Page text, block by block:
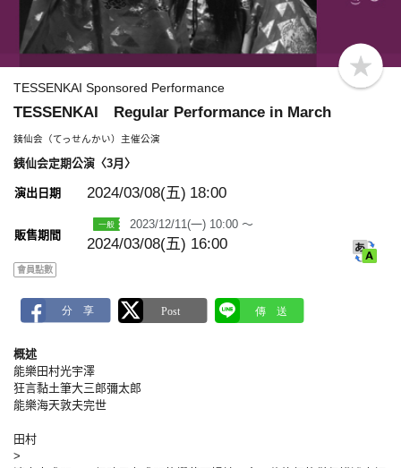
b
o
TESSENKAI Sponsored Performance
TESSENKAI Regular Performance in March
銕仙会（てっせんかい）主催公演
銕仙会定期公演〈3月〉
演出日期 2024/03/08(五) 18:00
販售期間
2023/12/11(一) 10:00 ～
2024/03/08(五) 16:00
會員點數
概述
能樂田村光宇澤
狂言黏土筆大三郎彌太郎
能樂海天敦夫完世
田村
>